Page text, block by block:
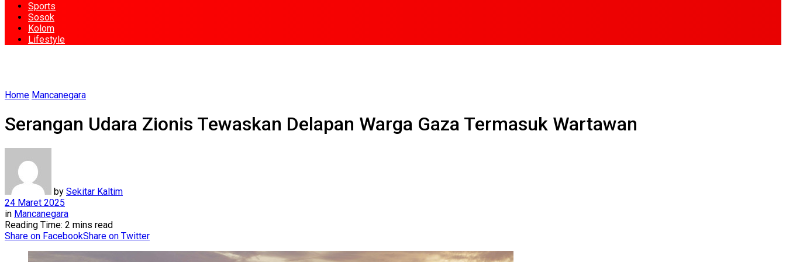
Sports
Sosok
Kolom
Lifestyle
Home Mancanegara
Serangan Udara Zionis Tewaskan Delapan Warga Gaza Termasuk Wartawan
by Sekitar Kaltim
24 Maret 2025
in Mancanegara
Reading Time: 2 mins read
Share on FacebookShare on Twitter